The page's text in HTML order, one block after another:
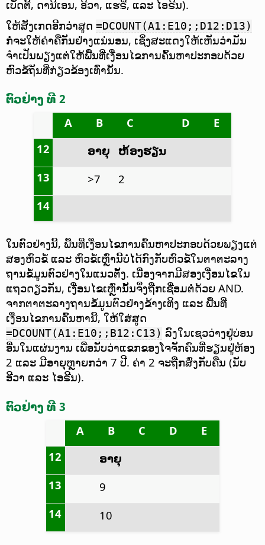
ເບັດຕີ້, ດານີເອນ, ອີວາ, ແຮຣີ່, ແລະ ໄອຣີນ).
ໃຫ້ສັງເກດອີກວ່າສູດ =DCOUNT(A1:E10;;D12:D13)
ກໍ່ຈະໃຫ້ຄ່າຄືກັນຢ່າງແນ່ນອນ, ເຊິ່ງສະແດງໃຫ້ເຫັນວ່າມັນ
ຈຳເປັນພຽງແຕ່ໃຫ້ພື້ນທີ່ເງື່ອນໄຂການຄົ້ນຫາປະກອບດ້ວຍ
ຫົວຂໍ້ຖັນທີ່ກ່ຽວຂ້ອງເທົ່ານັ້ນ.
ຕົວຢ່າງ ທີ 2
A
B C D
E
12
ອາຍຸ ຫ້ອງຮຽນ
13
>7
2
14
ໃນຕົວຢ່າງນີ້, ພື້ນທີ່ເງື່ອນໄຂການຄົ້ນຫາປະກອບດ້ວຍພຽງແຕ່
ສອງຫົວຂໍ້ ແລະ ຫົວຂໍ້ເຫຼົ່ານີ້ບໍ່ໄດ້ກົງກັບຫົວຂໍ້ໃນຕາຕະລາງ
ຖານຂໍ້ມູນຕົວຢ່າງໃນແນວຕັ້ງ. ເນື່ອງຈາກມີສອງເງື່ອນໄຂໃນ
ແຖວດຽວກັນ, ເງື່ອນໄຂເຫຼົ່ານັ້ນຈຶ່ງຖືກເຊື່ອມຕໍ່ດ້ວຍ AND.
ຈາກຕາຕະລາງຖານຂໍ້ມູນຕົວຢ່າງຂ້າງເທິງ ແລະ ພື້ນທີ່
ເງື່ອນໄຂການຄົ້ນຫານີ້, ໃຫ້ໃສ່ສູດ
=DCOUNT(A1:E10;;B12:C13) ລົງໃນເຊວວ່າງຢູ່ບ່ອນ
ອື່ນໃນແຜ່ນງານ ເພື່ອນັບວ່າແຂກຂອງໂຈຈັກຄົນທີ່ຮຽນຢູ່ຫ້ອງ
2 ແລະ ມີອາຍຸຫຼາຍກວ່າ 7 ປີ. ຄ່າ 2 ຈະຖືກສົ່ງກັບຄືນ (ນັບ
ອີວາ ແລະ ໄອຣີນ).
ຕົວຢ່າງ ທີ 3
A
B C D
E
12
ອາຍຸ
13
9
14
10